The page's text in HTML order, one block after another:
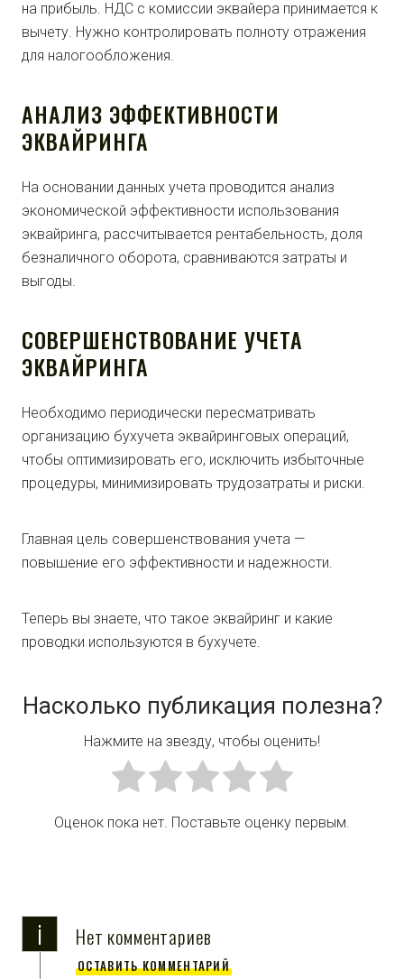
на прибыль. НДС с комиссии эквайера принимается к
вычету. Нужно контролировать полноту отражения
для налогообложения.
АНАЛИЗ ЭФФЕКТИВНОСТИ
ЭКВАЙРИНГА
На основании данных учета проводится анализ
экономической эффективности использования
эквайринга, рассчитывается рентабельность, доля
безналичного оборота, сравниваются затраты и
выгоды.
СОВЕРШЕНСТВОВАНИЕ УЧЕТА
ЭКВАЙРИНГА
Необходимо периодически пересматривать
организацию бухучета эквайринговых операций,
чтобы оптимизировать его, исключить избыточные
процедуры, минимизировать трудозатраты и риски.
Главная цель совершенствования учета —
повышение его эффективности и надежности.
Теперь вы знаете, что такое эквайринг и какие
проводки используются в бухучете.
Насколько публикация полезна?
Нажмите на звезду, чтобы оценить!
Оценок пока нет. Поставьте оценку первым.
i Нет комментариев
ОСТАВИТЬ КОММЕНТАРИЙ